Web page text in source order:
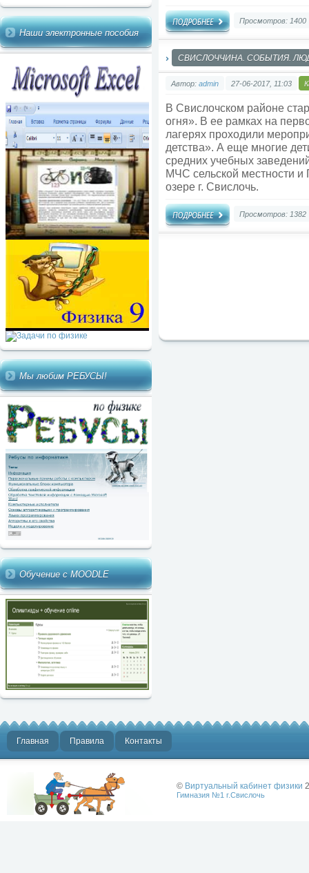
Наши электронные пособия
Мы любим РЕБУСЫ!
Обучение с MOODLE
Просмотров: 1400
СВИСЛОЧЧИНА. СОБЫТИЯ.
Автор: admin 27-06-2017, 11:03
В Свислочском районе
огня». В ее рамках на
лагерях проходили
детства». А еще многие
средних учебных
МЧС сельской местности
озере г. Свислочь.
Просмотров: 1382
Главная Правила Контакты
© Виртуальный кабинет физики
Гимназия №1 г.Свислочь